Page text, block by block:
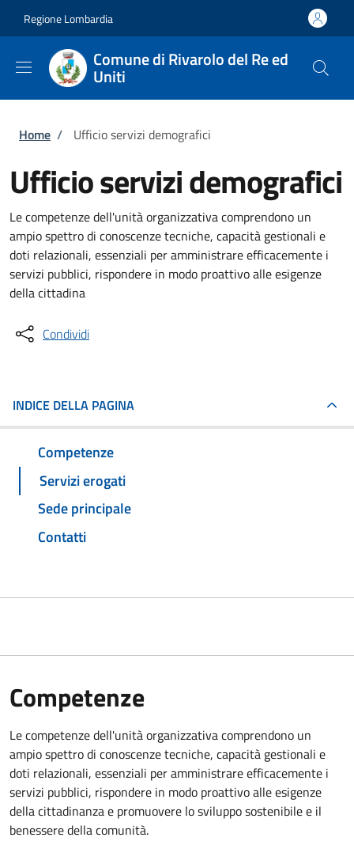
Regione Lombardia
Comune di Rivarolo del Re ed
Uniti
Briciole di pane
Home / Ufficio servizi demografici
Ufficio servizi demografici
Le competenze dell'unità organizzativa comprendono un
ampio spettro di conoscenze tecniche, capacità gestionali e
doti relazionali, essenziali per amministrare efficacemente i
servizi pubblici, rispondere in modo proattivo alle esigenze
della cittadina
Condividi
INDICE DELLA PAGINA
Competenze
Servizi erogati
Sede principale
Contatti
Competenze
Le competenze dell'unità organizzativa comprendono un
ampio spettro di conoscenze tecniche, capacità gestionali e
doti relazionali, essenziali per amministrare efficacemente i
servizi pubblici, rispondere in modo proattivo alle esigenze
della cittadinanza e promuovere lo sviluppo sostenibile e il
benessere della comunità.